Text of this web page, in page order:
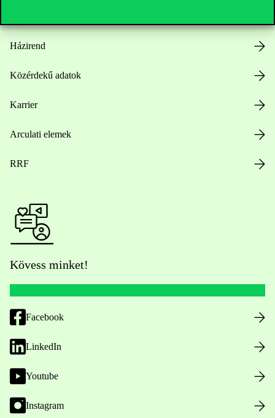
Házirend
Közérdekű adatok
Karrier
Arculati elemek
RRF
Kövess minket!
Facebook
LinkedIn
Youtube
Instagram